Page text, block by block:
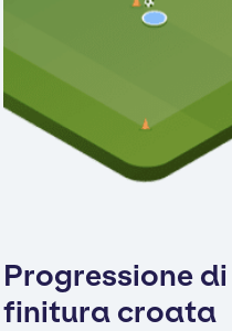
Progressione di
finitura croata